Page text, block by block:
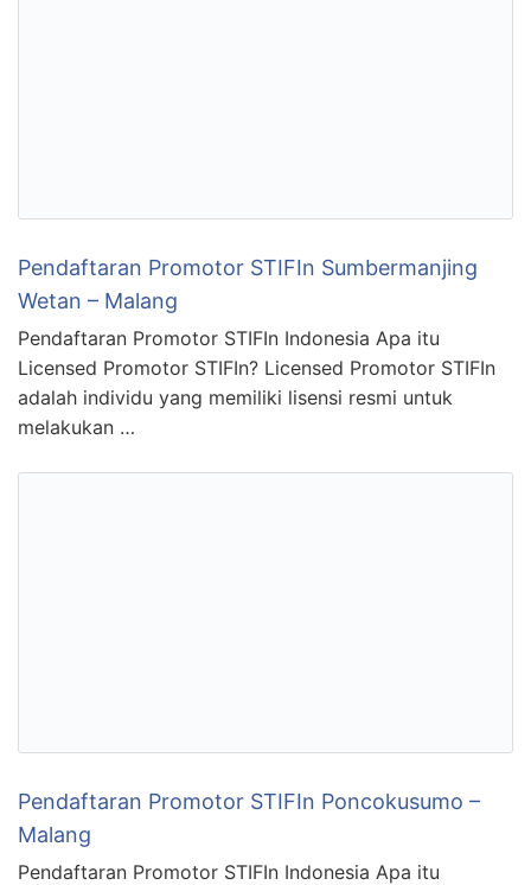
Pendaftaran Promotor STIFIn Sumbermanjing
Wetan – Malang
Pendaftaran Promotor STIFIn Indonesia Apa itu
Licensed Promotor STIFIn? Licensed Promotor STIFIn
adalah individu yang memiliki lisensi resmi untuk
melakukan …
Pendaftaran Promotor STIFIn Poncokusumo –
Malang
Pendaftaran Promotor STIFIn Indonesia Apa itu